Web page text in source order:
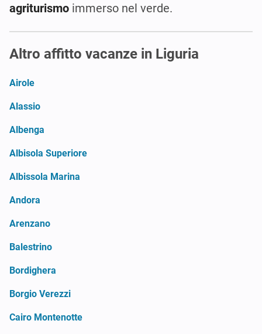
agriturismo immerso nel verde.
Altro affitto vacanze in Liguria
Airole
Alassio
Albenga
Albisola Superiore
Albissola Marina
Andora
Arenzano
Balestrino
Bordighera
Borgio Verezzi
Cairo Montenotte